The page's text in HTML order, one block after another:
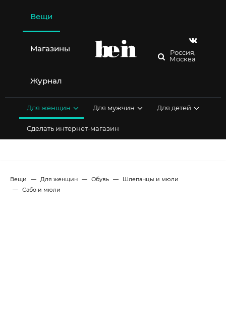
содержимому
Вещи
Магазины
Журнал
Россия,
Москва
Для женщин Для мужчин Для детей
Сделать интернет-магазин
Вещи Для женщин Обувь
Шлепанцы и мюли
Сабо и мюли